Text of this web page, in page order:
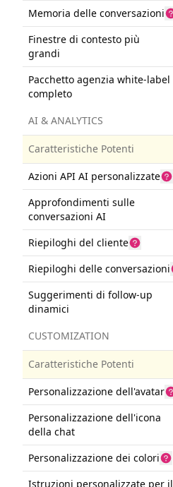
Memoria delle conversazioni
Finestre di contesto più
grandi
Pacchetto agenzia white-label
completo
AI & ANALYTICS
Caratteristiche Potenti
Azioni API AI personalizzate
Approfondimenti sulle
conversazioni AI
Riepiloghi del cliente
Riepiloghi delle conversazioni
Suggerimenti di follow-up
dinamici
CUSTOMIZATION
Caratteristiche Potenti
Personalizzazione dell'avatar
Personalizzazione dell'icona
della chat
Personalizzazione dei colori
Istruzioni personalizzate per il